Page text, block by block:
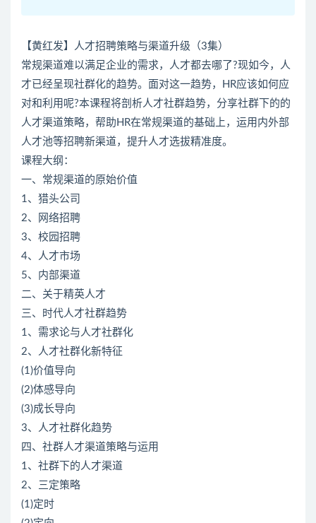
【黄红发】人才招聘策略与渠道升级（3集）
常规渠道难以满足企业的需求，人才都去哪了?现如今，人
才已经呈现社群化的趋势。面对这一趋势，HR应该如何应
对和利用呢?本课程将剖析人才社群趋势，分享社群下的的
人才渠道策略，帮助HR在常规渠道的基础上，运用内外部
人才池等招聘新渠道，提升人才选拔精准度。
课程大纲：
一、常规渠道的原始价值
1、猎头公司
2、网络招聘
3、校园招聘
4、人才市场
5、内部渠道
二、关于精英人才
三、时代人才社群趋势
1、需求论与人才社群化
2、人才社群化新特征
(1)价值导向
(2)体感导向
(3)成长导向
3、人才社群化趋势
四、社群人才渠道策略与运用
1、社群下的人才渠道
2、三定策略
(1)定时